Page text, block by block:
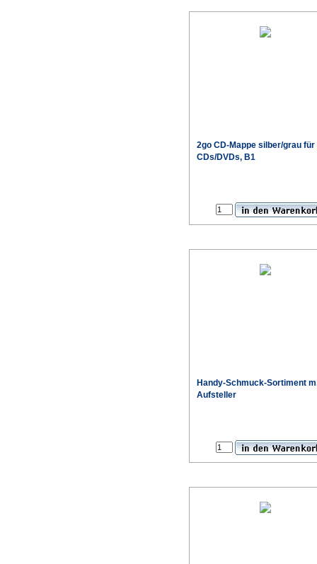
2go CD-Mappe silber/grau für
CDs/DVDs, B1
Handy-Schmuck-Sortiment
Aufsteller